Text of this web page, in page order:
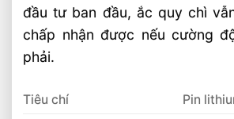
đầu tư ban đầu, ắc quy chì
chấp nhận được nếu cường
phải.
Tiêu chí Pin